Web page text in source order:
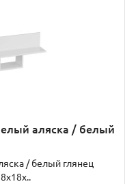
аляска / белый
/ белый глянец